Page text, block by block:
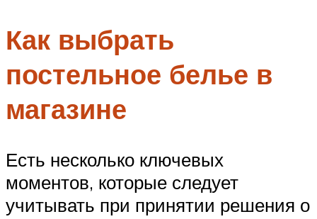
Как выбрать
постельное белье в
магазине
Есть несколько ключевых
моментов, которые следует
учитывать при принятии решения о